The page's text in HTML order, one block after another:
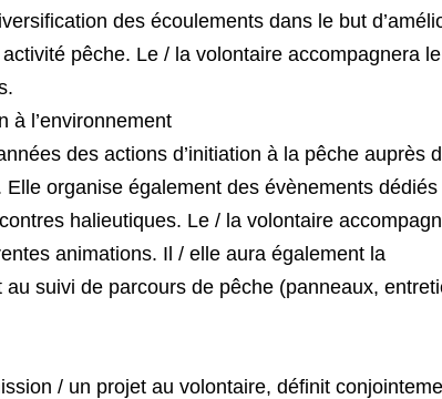
des écoulements dans le but
pêche. Le / la volontaire accompagnera le
à l’environnement
des actions d’initiation à la pêche auprès
organise également des évènements dédiés
halieutiques. Le / la volontaire
animations. Il / elle aura également la
suivi de parcours de pêche (panneaux,
/ un projet au volontaire, définit